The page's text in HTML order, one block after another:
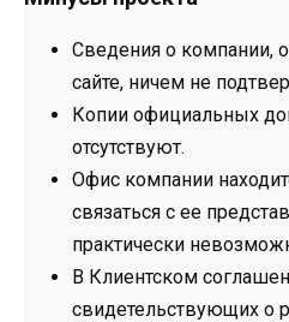
Сведения о компании,
сайте, ничем не
Копии официальных
отсутствуют.
Офис компании
связаться с ее
практически
В Клиентском
свидетельствующих о